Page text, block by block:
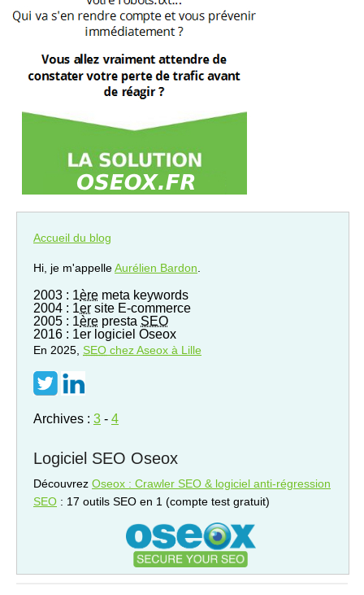
Accueil du blog
Hi, je m'appelleAurélien Bardon
2003 : 1ère meta keywords
2004 : 1er site E-commerce
2005 : 1ère presta SEO
2016 : 1er logiciel Oseox
En 2025, SEO chez Aseox à Lille
Archives : 3 - 4
Logiciel SEO Oseox
Découvrez Oseox : Crawler SEO & logiciel anti-régression
SEO : 17 outils SEO en 1 (compte test gratuit)